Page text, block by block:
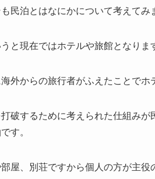
民泊とはなにかについて考えてみ
と現在ではホテルや旅館となりま
外からの旅行者がふえたことで
破するために考えられた仕組みが
す。
屋、別荘ですから個人の方が主役